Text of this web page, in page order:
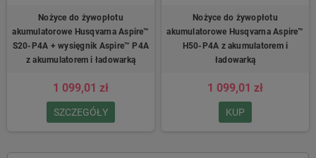
Nożyce do żywopłotu
akumulatorowe Husqvarna Aspire™
S20-P4A + wysięgnik Aspire™ P4A
z akumulatorem i ładowarką
1 099,01 zł
SZCZEGÓŁY
Nożyce do żywopłotu
akumulatorowe Husqvarna Aspire™
H50-P4A z akumulatorem i
ładowarką
1 099,01 zł
KUP